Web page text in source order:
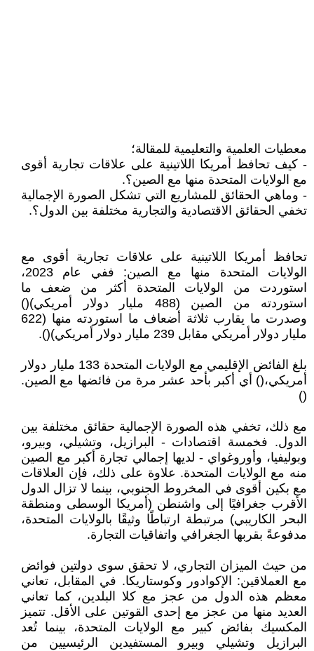
معطيات العلمية والتعليمية للمقالة؛
- كيف تحافظ أمريكا اللاتينية على علاقات تجارية أقوى
مع الولايات المتحدة منها مع الصين؟.
- وماهي الحقائق للمشاريع التي تشكل الصورة الإجمالية
تخفي الحقائق الاقتصادية والتجارية مختلفة بين الدول؟.
تحافظ أمريكا اللاتينية على علاقات تجارية أقوى مع
الولايات المتحدة منها مع الصين: ففي عام 2023،
استوردت من الولايات المتحدة أكثر من ضعف ما
استوردته من الصين (488 مليار دولار أمريكي)()
وصدرت ما يقارب ثلاثة أضعاف ما استوردته منها (622
مليار دولار أمريكي مقابل 239 مليار دولار أمريكي)().
بلغ الفائض الإقليمي مع الولايات المتحدة 133 مليار دولار
أمريكي،() أي أكبر بأحد عشر مرة من فائضها مع الصين.
()
مع ذلك، تخفي هذه الصورة الإجمالية حقائق مختلفة بين
الدول. فخمسة اقتصادات - البرازيل، وتشيلي، وبيرو،
وبوليفيا، وأوروغواي - لديها إجمالي تجارة أكبر مع الصين
منه مع الولايات المتحدة. علاوة على ذلك، فإن العلاقات
مع بكين أقوى في المخروط الجنوبي، بينما لا تزال الدول
الأقرب جغرافيًا إلى واشنطن (أمريكا الوسطى ومنطقة
البحر الكاريبي) مرتبطة ارتباطًا وثيقًا بالولايات المتحدة،
مدفوعةً بقربها الجغرافي واتفاقيات التجارة.
من حيث الميزان التجاري، لا تحقق سوى دولتين فوائض
مع العملاقين: الإكوادور وكوستاريكا. في المقابل، تعاني
معظم هذه الدول من عجز مع كلا البلدين، كما تعاني
العديد منها من عجز مع إحدى القوتين على الأقل. تتميز
المكسيك بفائض كبير مع الولايات المتحدة، بينما تُعد
البرازيل وتشيلي وبيرو المستفيدين الرئيسيين من